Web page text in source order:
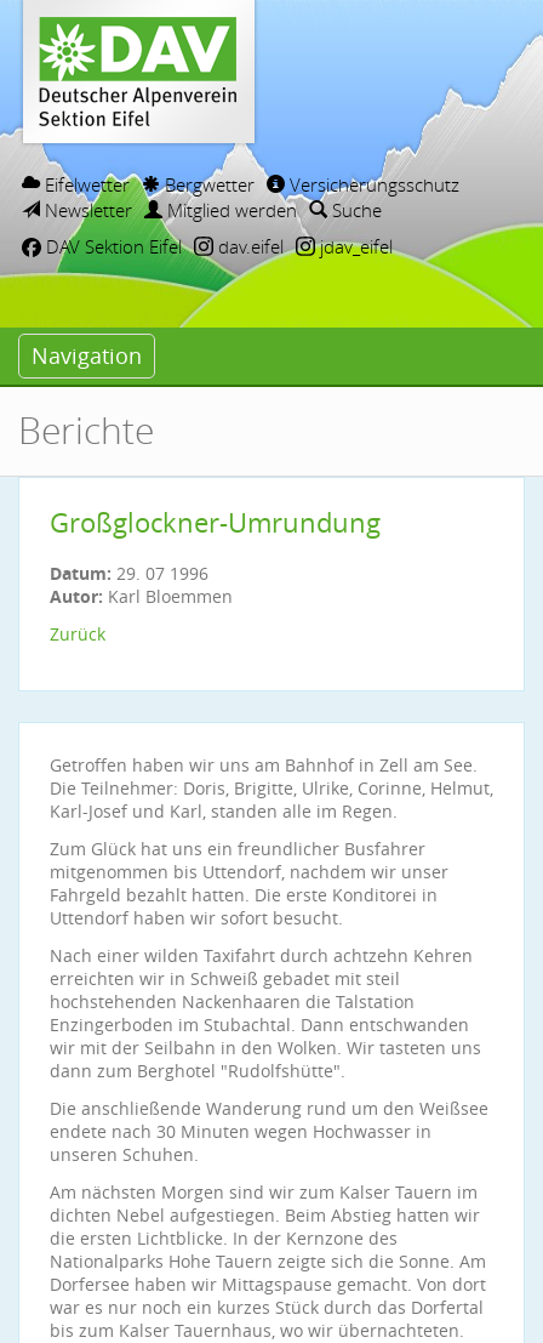
Eifelwetter Bergwetter
Versicherungsschutz
Newsletter
Mitglied werden
Suche
DAV Sektion Eifel
dav.eifel jdav_eifel
Navigation
Berichte
Großglockner-Umrundung
Datum: 29. 07 1996
Autor: Karl Bloemmen
Zurück
Getroffen haben wir uns am Bahnhof in Zell am See.
Die Teilnehmer: Doris, Brigitte, Ulrike, Corinne, Helmut,
Karl-Josef und Karl, standen alle im Regen.
Zum Glück hat uns ein freundlicher Busfahrer
mitgenommen bis Uttendorf, nachdem wir unser
Fahrgeld bezahlt hatten. Die erste Konditorei in
Uttendorf haben wir sofort besucht.
Nach einer wilden Taxifahrt durch achtzehn Kehren
erreichten wir in Schweiß gebadet mit steil
hochstehenden Nackenhaaren die Talstation
Enzingerboden im Stubachtal. Dann entschwanden
wir mit der Seilbahn in den Wolken. Wir tasteten uns
dann zum Berghotel "Rudolfshütte".
Die anschließende Wanderung rund um den Weißsee
endete nach 30 Minuten wegen Hochwasser in
unseren Schuhen.
Am nächsten Morgen sind wir zum Kalser Tauern im
dichten Nebel aufgestiegen. Beim Abstieg hatten wir
die ersten Lichtblicke. In der Kernzone des
Nationalparks Hohe Tauern zeigte sich die Sonne. Am
Dorfersee haben wir Mittagspause gemacht. Von dort
war es nur noch ein kurzes Stück durch das Dorfertal
bis zum Kalser Tauernhaus, wo wir übernachteten.